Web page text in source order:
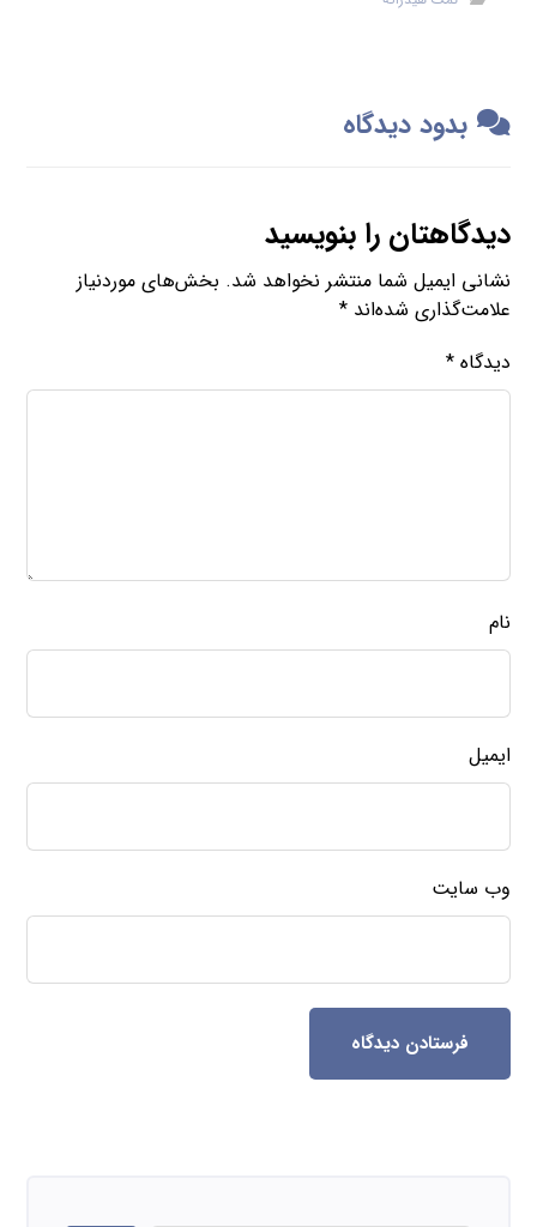
بدود دیدگاه
دیدگاهتان را بنویسید
نشانی ایمیل شما منتشر نخواهد شد. بخش‌های موردنیاز
علامت‌گذاری شده‌اند*
دیدگاه*
نام
ایمیل
وب‌ سایت
فرستادن دیدگاه